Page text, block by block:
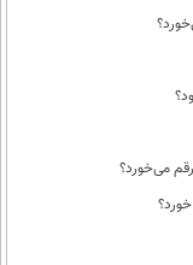
می‌خورد؟